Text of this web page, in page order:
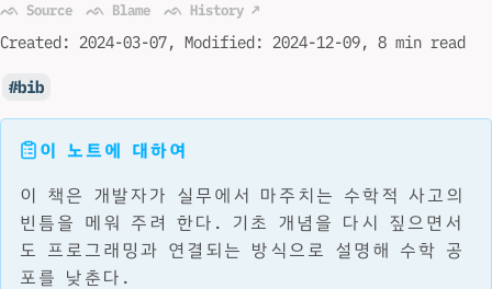
ᨒ Source ᨒ Blame ᨒ History ↗
Created: 2024-03-07 Modified: 2024-12-09 8 min read
bib
이 노트에 대하여
이 책은 개발자가 실무에서 마주치는 수학적 사고의
빈틈을 메워 주려 한다. 기초 개념을 다시 짚으면서
도 프로그래밍과 연결되는 방식으로 설명해 수학 공
포를 낮춘다.